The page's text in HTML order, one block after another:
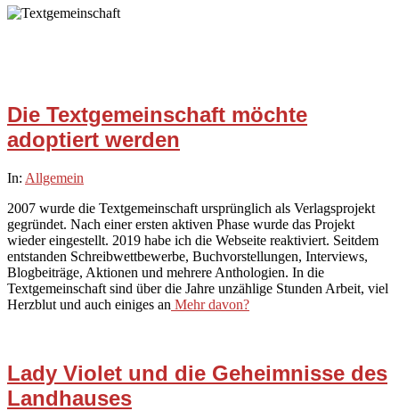
Die Textgemeinschaft möchte
adoptiert werden
2026-
20
In: Allgemein
2007 wurde die Textgemeinschaft ursprünglich als Verlagsprojekt
gegründet. Nach einer ersten aktiven Phase wurde das Projekt
wieder eingestellt. 2019 habe ich die Webseite reaktiviert. Seitdem
entstanden Schreibwettbewerbe, Buchvorstellungen, Interviews,
Blogbeiträge, Aktionen und mehrere Anthologien. In die
Textgemeinschaft sind über die Jahre unzählige Stunden Arbeit, viel
Herzblut und auch einiges an Mehr davon?
Lady Violet und die Geheimnisse des
Landhauses